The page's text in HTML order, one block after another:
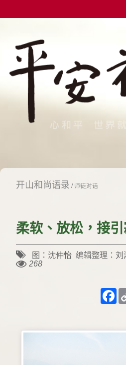
开山和尚语录 / 师徒对话
柔软、放松，接
图：沈仲怡 编辑整理：
268